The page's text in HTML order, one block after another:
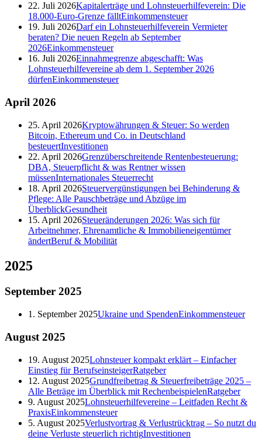
22. Juli 2026Kapitalerträge und Lohnsteuerhilfeverein: Die
18.000-Euro-Grenze fälltEinkommensteuer
19. Juli 2026Darf ein Lohnsteuerhilfeverein Vermieter
beraten? Die neuen Regeln ab September
2026Einkommensteuer
16. Juli 2026Einnahmegrenze abgeschafft: Was
Lohnsteuerhilfevereine ab dem 1. September 2026
dürfenEinkommensteuer
April 2026
25. April 2026Kryptowährungen & Steuer: So werden
Bitcoin, Ethereum und Co. in Deutschland
besteuertInvestitionen
22. April 2026Grenzüberschreitende Rentenbesteuerung:
DBA, Steuerpflicht & was Rentner wissen
müssenInternationales Steuerrecht
18. April 2026Steuervergünstigungen bei Behinderung &
Pflege: Alle Pauschbeträge und Abzüge im
ÜberblickGesundheit
15. April 2026Steueränderungen 2026: Was sich für
Arbeitnehmer, Ehrenamtliche & Immobilieneigentümer
ändertBeruf & Mobilität
2025
September 2025
1. September 2025Ukraine und SpendenEinkommensteuer
August 2025
19. August 2025Lohnsteuer kompakt erklärt – Einfacher
Einstieg für BerufseinsteigerRatgeber
12. August 2025Grundfreibetrag & Steuerfreibeträge 2025 –
Alle Beträge im Überblick mit RechenbeispielenRatgeber
9. August 2025Lohnsteuerhilfevereine – Leitfaden Recht &
PraxisEinkommensteuer
5. August 2025Verlustvortrag & Verlustrücktrag – So nutzt du
deine Verluste steuerlich richtigInvestitionen